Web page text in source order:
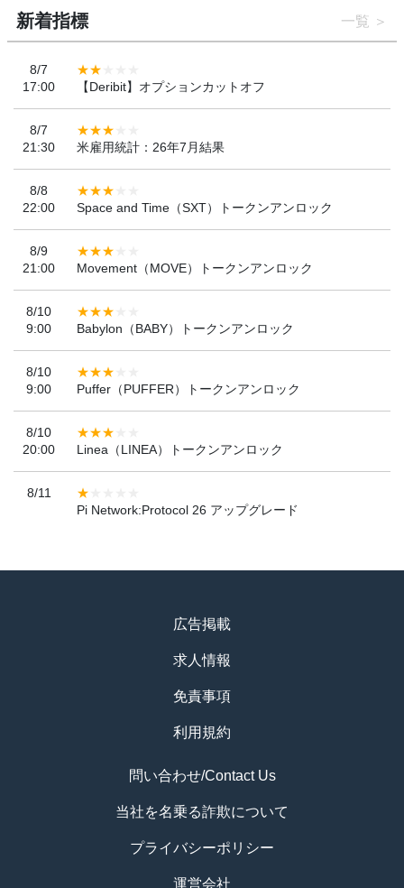
新着指標 一覧
8/7
17:00
【Deribit】オプションカットオフ
8/7
21:30
米雇用統計：26年7月結果
8/8
22:00
Space and Time（SXT）トークンアンロック
8/9
21:00
Movement（MOVE）トークンアンロック
8/10
9:00
Babylon（BABY）トークンアンロック
8/10
9:00
Puffer（PUFFER）トークンアンロック
8/10
20:00
Linea（LINEA）トークンアンロック
8/11
Pi Network:Protocol 26 アップグレード
広告掲載
求人情報
免責事項
利用規約
問い合わせ/Contact Us
当社を名乗る詐欺について
プライバシーポリシー
運営会社